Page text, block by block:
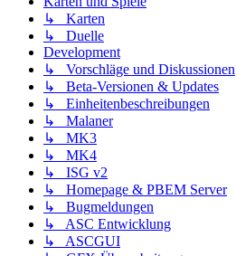
↳ Karten
↳ Duelle
Development
↳ Vorschläge und Diskussionen
↳ Beta-Versionen & Updates
↳ Einheitenbeschreibungen
↳ Malaner
↳ MK3
↳ MK4
↳ ISG v2
↳ Homepage & PBEM Server
↳ Bugmeldungen
↳ ASC Entwicklung
↳ ASCGUI